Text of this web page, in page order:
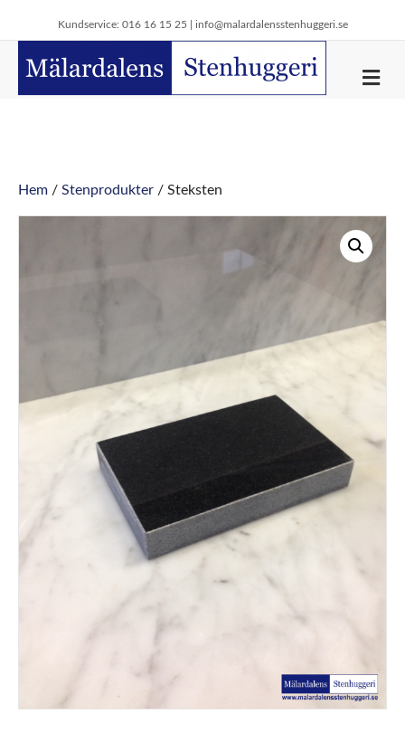
Kundservice: 016 16 15 25 | info@malardalensstenhuggeri.se
M
Hem / Stenprodukter / Steksten